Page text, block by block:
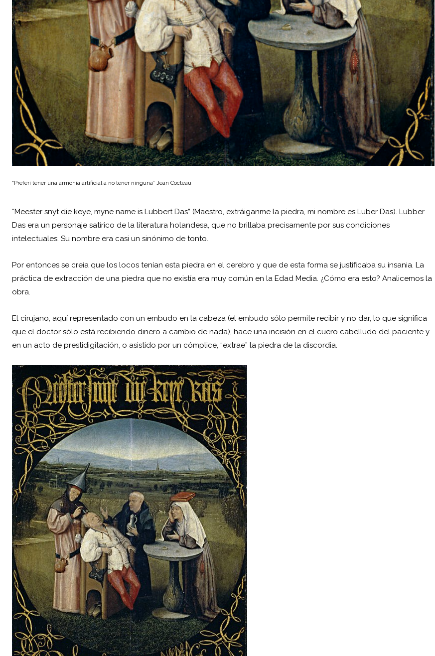
“Preferí tener una armonía artificial a no tener ninguna” Jean Cocteau
“Meester snyt die keye, myne name is Lubbert Das” (Maestro, extráiganme la piedra, mi nombre es Luber Das). Lubber
Das era un personaje satírico de la literatura holandesa, que no brillaba precisamente por sus condiciones
intelectuales. Su nombre era casi un sinónimo de tonto.
Por entonces se creía que los locos tenían esta piedra en el cerebro y que de esta forma se justificaba su insania. La
práctica de extracción de una piedra que no existía era muy común en la Edad Media. ¿Cómo era esto? Analicemos la
obra.
El cirujano, aquí representado con un embudo en la cabeza (el embudo sólo permite recibir y no dar, lo que significa
que el doctor sólo está recibiendo dinero a cambio de nada), hace una incisión en el cuero cabelludo del paciente y
en un acto de prestidigitación, o asistido por un cómplice, “extrae” la piedra de la discordia.